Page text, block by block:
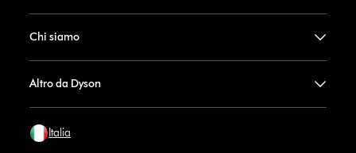
Chi siamo
Altro da Dyson
Italia